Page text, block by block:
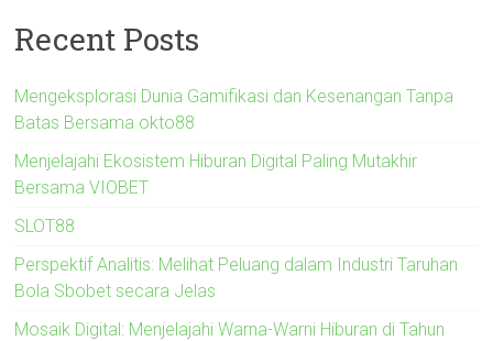
Recent Posts
Mengeksplorasi Dunia Gamifikasi dan Kesenangan Tanpa
Batas Bersama okto88
Menjelajahi Ekosistem Hiburan Digital Paling Mutakhir
Bersama VIOBET
SLOT88
Perspektif Analitis: Melihat Peluang dalam Industri Taruhan
Bola Sbobet secara Jelas
Mosaik Digital: Menjelajahi Warna-Warni Hiburan di Tahun